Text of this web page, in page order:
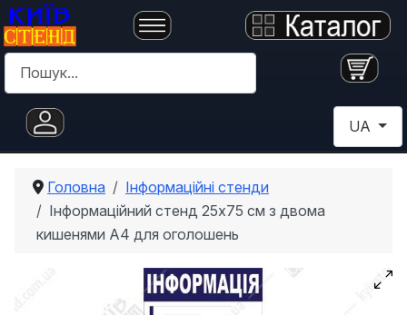
Пошук
Оберіть
UA
Головна
Інформаційні стенди
Інформаційний стенд 25х75 см з двома
кишенями А4 для оголошень